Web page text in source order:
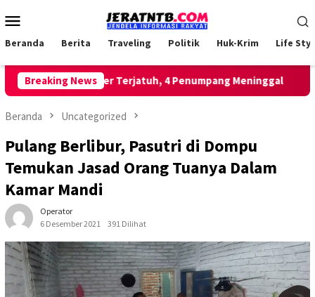
ke
Mobile
Beranda Berita Traveling Politik Huk-Krim Life
Breaking News
Helicopter Terjatuh, 4 Penumpang Meninggal
Beranda Uncategorized
Pulang Berlibur, Pasutri di Dompu
Temukan Jasad Orang Tuanya Dalam
Kamar Mandi
Operator
6 Desember 2021
391 Dilihat